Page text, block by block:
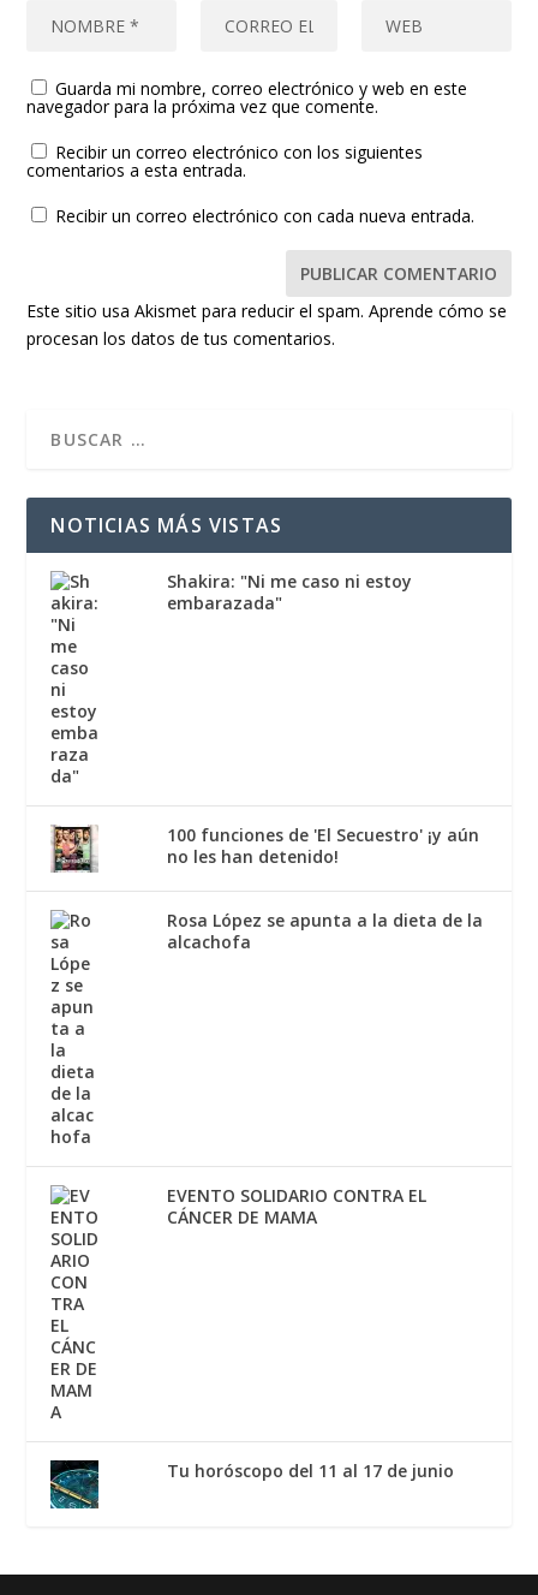
Guarda mi nombre, correo electrónico y web en este
navegador para la próxima vez que comente.
Recibir un correo electrónico con los siguientes
comentarios a esta entrada.
Recibir un correo electrónico con cada nueva entrada.
Este sitio usa Akismet para reducir el spam.Aprende cómo se
procesan los datos de tus comentarios.
NOTICIAS MÁS VISTAS
Shakira: "Ni me caso ni estoy
embarazada"
100 funciones de 'El Secuestro' ¡y aún
no les han detenido!
Rosa López se apunta a la dieta de la
alcachofa
EVENTO SOLIDARIO CONTRA EL
CÁNCER DE MAMA
Tu horóscopo del 11 al 17 de junio